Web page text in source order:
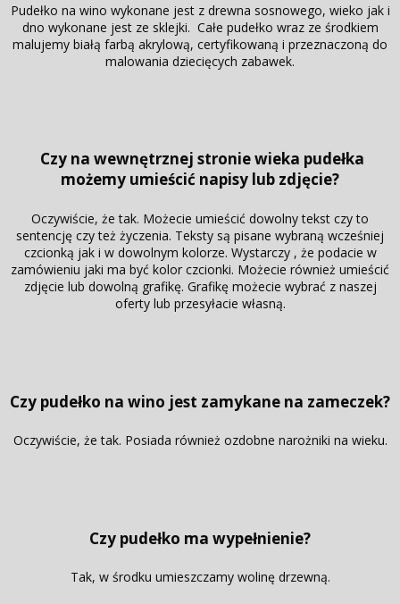
Pudełko na wino wykonane jest z drewna sosnowego, wieko jak i
dno wykonane jest ze sklejki. Całe pudełko wraz ze środkiem
malujemy białą farbą akrylową, certyfikowaną i przeznaczoną do
malowania dziecięcych zabawek.
Czy na wewnętrznej stronie wieka pudełka
możemy umieścić napisy lub zdjęcie?
Oczywiście, że tak. Możecie umieścić dowolny tekst czy to
sentencję czy też życzenia. Teksty są pisane wybraną wcześniej
czcionką jak i w dowolnym kolorze. Wystarczy , że podacie w
zamówieniu jaki ma być kolor czcionki. Możecie również umieścić
zdjęcie lub dowolną grafikę. Grafikę możecie wybrać z naszej
oferty lub przesyłacie własną.
Czy pudełko na wino jest zamykane na zameczek?
Oczywiście, że tak. Posiada również ozdobne narożniki na wieku.
Czy pudełko ma wypełnienie?
Tak, w środku umieszczamy wolinę drzewną.